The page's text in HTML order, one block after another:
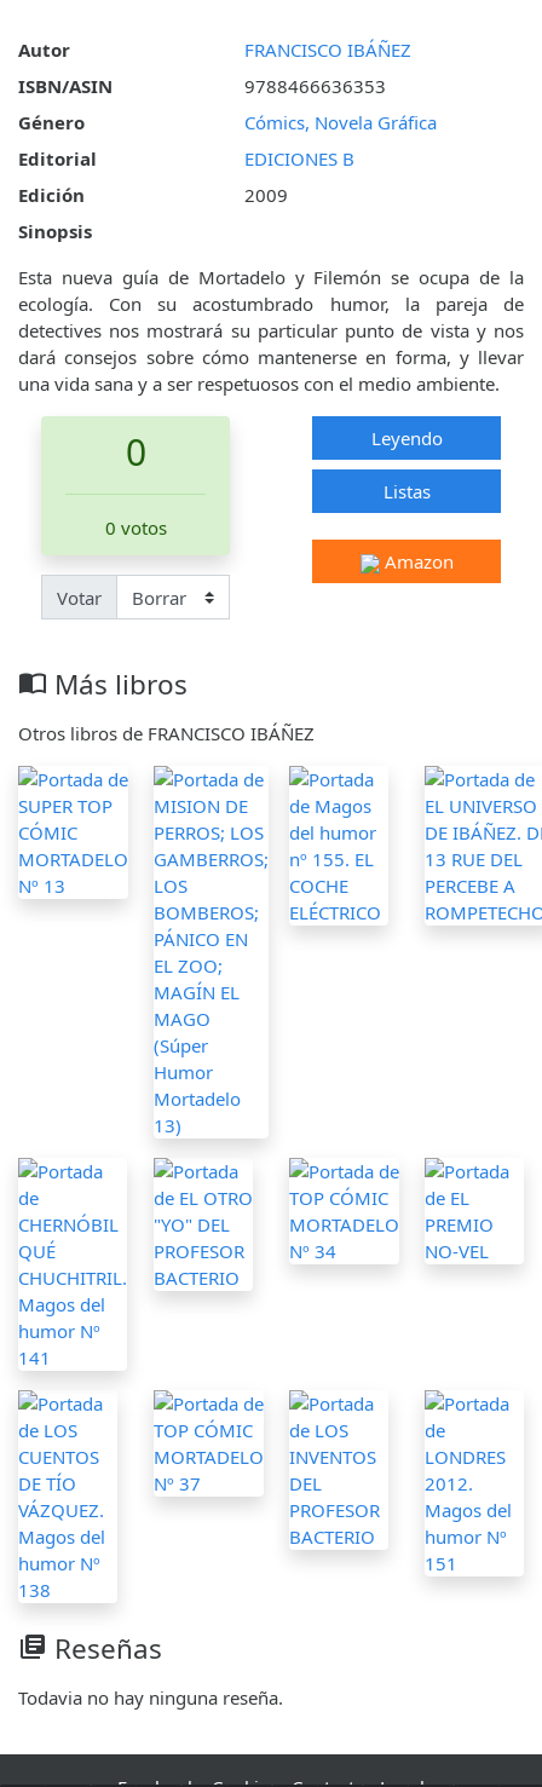
Autor
FRANCISCO IBÁÑEZ
ISBN/ASIN
9788466636353
Género
Cómics, Novela Gráfica
Editorial
EDICIONES B
Edición
2009
Sinopsis
Esta nueva guía de Mortadelo y Filemón se ocupa de la
ecología. Con su acostumbrado humor, la pareja de
detectives nos mostrará su particular punto de vista y nos
dará consejos sobre cómo mantenerse en forma, y llevar
una vida sana y a ser respetuosos con el medio ambiente.
0
0 votos
Votar
Leyendo
Listas
Amazon
import_contacts Más libros
Otros libros de FRANCISCO IBÁÑEZ
library_books Reseñas
Todavia no hay ninguna reseña.